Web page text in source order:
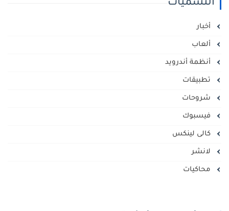
التسميات
أخبار
ألعاب
أنظمة أندرويد
تطبيقات
شروحات
فيسبوك
كالى لينكس
لانشر
محاكيات